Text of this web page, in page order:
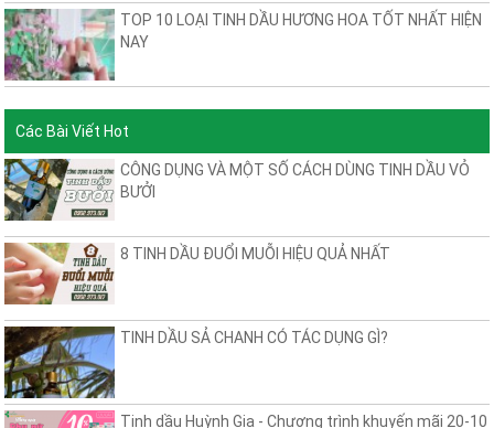
TOP 10 LOẠI TINH DẦU HƯƠNG HOA TỐT NHẤT HIỆN
NAY
Các Bài Viết Hot
CÔNG DỤNG VÀ MỘT SỐ CÁCH DÙNG TINH DẦU VỎ
BƯỞI
8 TINH DẦU ĐUỔI MUỖI HIỆU QUẢ NHẤT
TINH DẦU SẢ CHANH CÓ TÁC DỤNG GÌ?
Tinh dầu Huỳnh Gia - Chương trình khuyến mãi 20-10